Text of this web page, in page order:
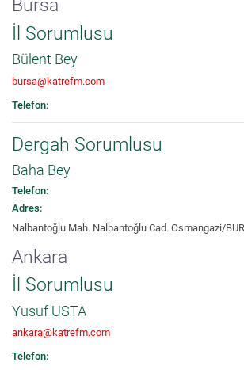
Bursa
İl Sorumlusu
Bülent Bey
bursa@katrefm.com
Telefon:
Dergah Sorumlusu
Baha Bey
Telefon:
Adres:
Nalbantoğlu Mah. Nalbantoğlu Cad. Osmangazi/
Ankara
İl Sorumlusu
Yusuf USTA
ankara@katrefm.com
Telefon: